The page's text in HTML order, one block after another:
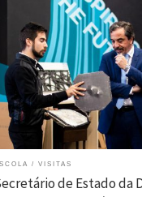
de Engenharia da Universidade
o Secretário de Estado da Defesa
no campus de Azurém da
o Secretário de Estado da
seu Adjunto, e Ana Resende,
VISITAS
de Estado da